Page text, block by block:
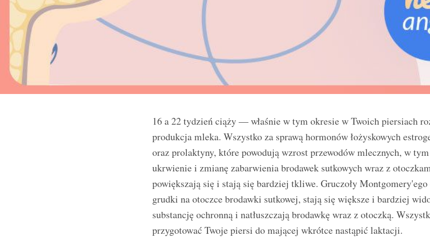
16 a 22 tydzień ciąży — właśnie w tym okresie w Twoich piersiach
produkcja mleka. Wszystko za sprawą hormonów łożyskowych
oraz prolaktyny, które powodują wzrost przewodów mlecznych, w
ukrwienie i zmianę zabarwienia brodawek sutkowych wraz z
powiększają się i stają się bardziej tkliwe. Gruczoły
grudki na otoczce brodawki sutkowej, stają się większe i bardziej
substancję ochronną i natłuszczają brodawkę wraz z otoczką.
przygotować Twoje piersi do mającej wkrótce nastąpić laktacji.